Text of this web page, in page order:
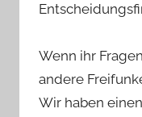
Wenn ihr
andere
Wir haben